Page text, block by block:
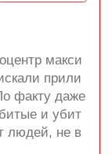
макси
прили
факту даже
и убит
людей, не в